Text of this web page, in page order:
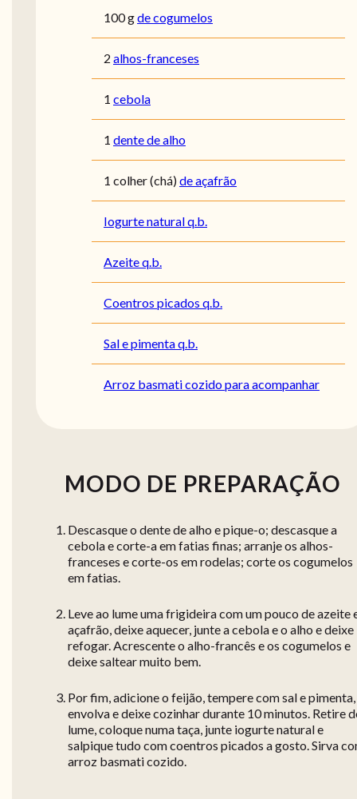
100gde cogumelos
2 alhos-franceses
1 cebola
1 dente de alho
1 colher (chá)de açafrão
Iogurte natural q.b.
Azeite q.b.
Coentros picados q.b.
Sal e pimenta q.b.
Arroz basmati cozido para acompanhar
MODO DE PREPARAÇÃO
Descasque o dente de alho e pique-o; descasque a
cebola e corte-a em fatias finas; arranje os alhos-
franceses e corte-os em rodelas; corte os cogumelos
em fatias.
Leve ao lume uma frigideira com um pouco de azeite
açafrão, deixe aquecer, junte a cebola e o alho e deixe
refogar. Acrescente o alho-francês e os cogumelos e
deixe saltear muito bem.
Por fim, adicione o feijão, tempere com sal e pimenta,
envolva e deixe cozinhar durante 10 minutos. Retire
lume, coloque numa taça, junte iogurte natural e
salpique tudo com coentros picados a gosto. Sirva
arroz basmati cozido.